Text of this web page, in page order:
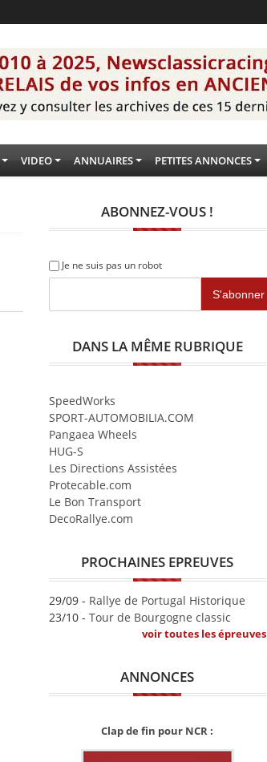
VIDEO ANNUAIRES PETITES ANNONCES
ABONNEZ-VOUS !
Je ne suis pas un robot
DANS LA MÊME RUBRIQUE
SpeedWorks
SPORT-AUTOMOBILIA.COM
Pangaea Wheels
HUG-S
Les Directions Assistées
Protecable.com
Le Bon Transport
DecoRallye.com
PROCHAINES EPREUVES
29/09 - Rallye de Portugal Historique
23/10 - Tour de Bourgogne classic
voir toutes les épreuves
ANNONCES
Clap de fin pour NCR :